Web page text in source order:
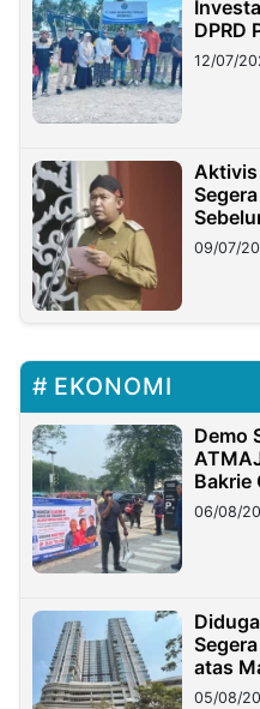
DPRD
12/07/
Aktivis
09/07/
EKONOMI
Demo
Bakrie
06/08/
atas
05/08/